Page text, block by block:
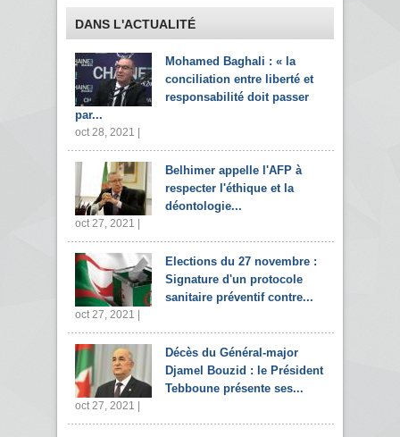
DANS L'ACTUALITÉ
Mohamed Baghali : « la
conciliation entre liberté et
responsabilité doit passer
par...
oct 28, 2021 |
Belhimer appelle l'AFP à
respecter l'éthique et la
déontologie...
oct 27, 2021 |
Elections du 27 novembre :
Signature d'un protocole
sanitaire préventif contre...
oct 27, 2021 |
Décès du Général-major
Djamel Bouzid : le Président
Tebboune présente ses...
oct 27, 2021 |